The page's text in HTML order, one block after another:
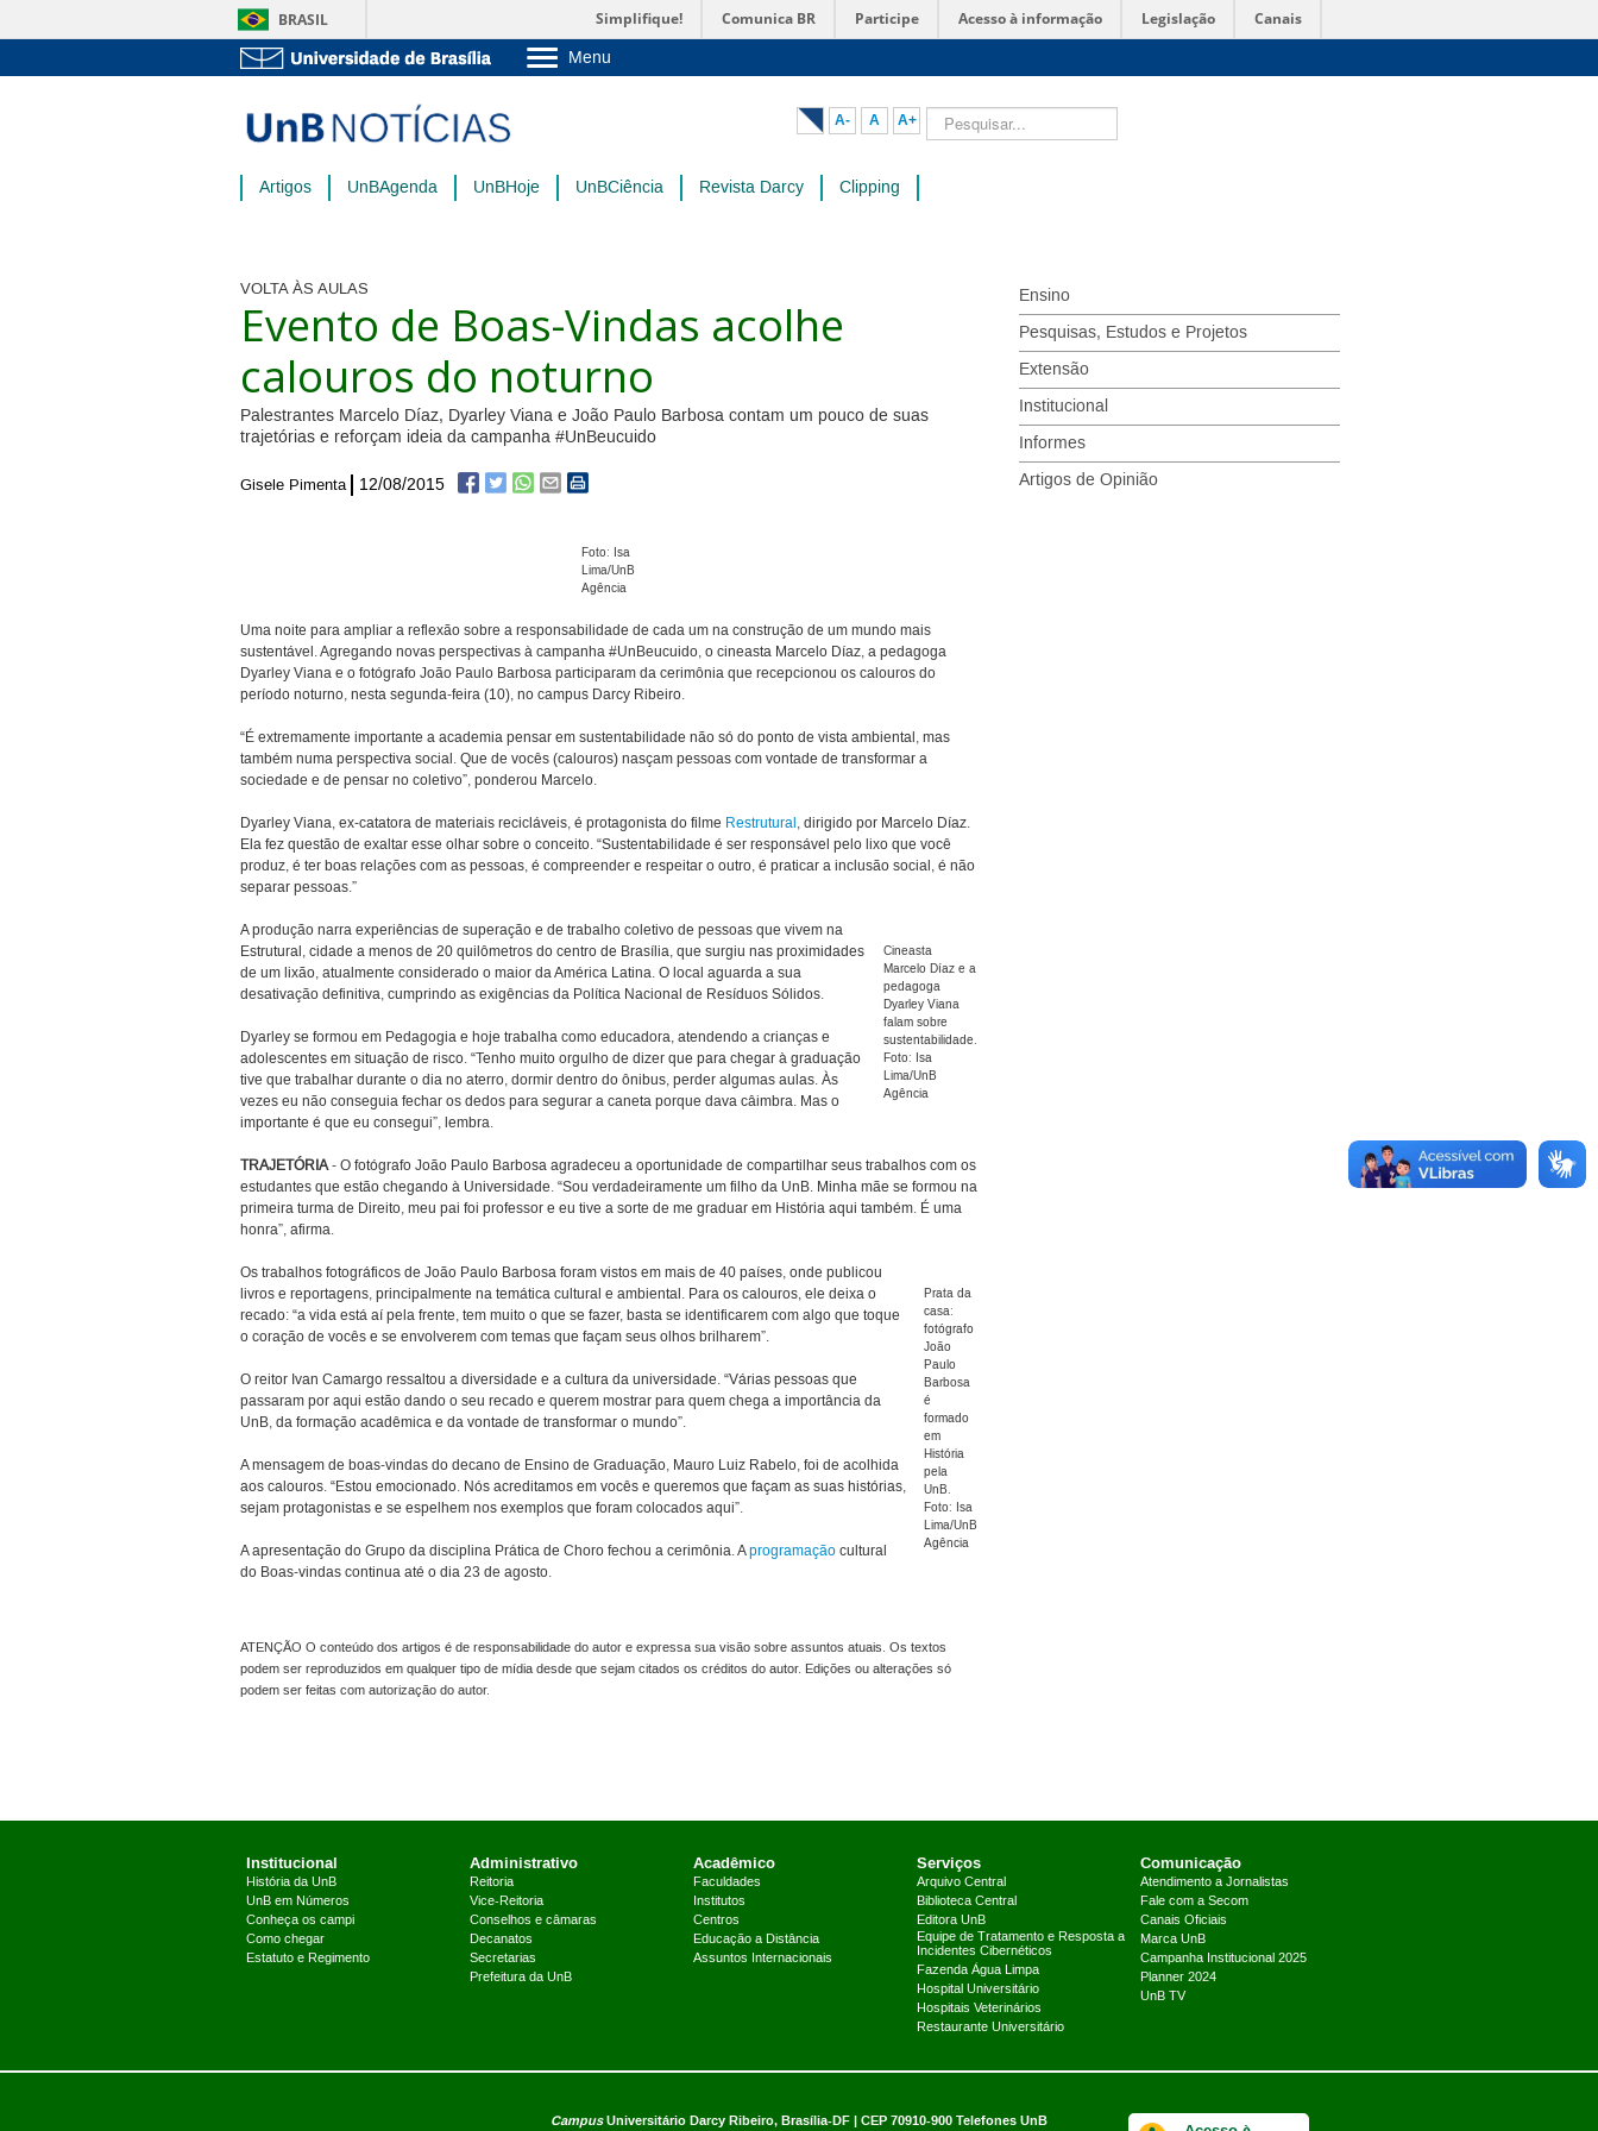
BRASIL Simplifique! Comunica BR Participe Acesso à informação Legislação Canais
Menu
Pós-Graduação
Administração
A- A A+ Pesquisar...
Artigos UnBAgenda UnBHoje UnBCiência Revista Darcy Clipping
VOLTA ÀS AULAS
Evento de Boas-Vindas acolhe
calouros do noturno
Palestrantes Marcelo Díaz, Dyarley Viana e João Paulo Barbosa contam um pouco de suas
trajetórias e reforçam ideia da campanha #UnBeucuido
Gisele Pimenta 12/08/2015
Foto: Isa
Lima/UnB
Agência
Uma noite para ampliar a reflexão sobre a responsabilidade de cada um na construção de um mundo mais
sustentável. Agregando novas perspectivas à campanha #UnBeucuido, o cineasta Marcelo Díaz, a pedagoga
Dyarley Viana e o fotógrafo João Paulo Barbosa participaram da cerimônia que recepcionou os calouros do
período noturno, nesta segunda-feira (10), no campus Darcy Ribeiro.
“É extremamente importante a academia pensar em sustentabilidade não só do ponto de vista ambiental, mas
também numa perspectiva social. Que de vocês (calouros) nasçam pessoas com vontade de transformar a
sociedade e de pensar no coletivo”, ponderou Marcelo.
Dyarley Viana, ex-catatora de materiais recicláveis, é protagonista do filme Restrutural, dirigido por Marcelo Díaz.
Ela fez questão de exaltar esse olhar sobre o conceito. “Sustentabilidade é ser responsável pelo lixo que você
produz, é ter boas relações com as pessoas, é compreender e respeitar o outro, é praticar a inclusão social, é não
separar pessoas.”
Cineasta
Marcelo Díaz e a
pedagoga
Dyarley Viana
falam sobre
sustentabilidade.
Foto: Isa
Lima/UnB
Agência
A produção narra experiências de superação e de trabalho coletivo de pessoas que vivem na
Estrutural, cidade a menos de 20 quilômetros do centro de Brasília, que surgiu nas proximidades
de um lixão, atualmente considerado o maior da América Latina. O local aguarda a sua
desativação definitiva, cumprindo as exigências da Política Nacional de Resíduos Sólidos.
Dyarley se formou em Pedagogia e hoje trabalha como educadora, atendendo a crianças e
adolescentes em situação de risco. “Tenho muito orgulho de dizer que para chegar à graduação
tive que trabalhar durante o dia no aterro, dormir dentro do ônibus, perder algumas aulas. Às
vezes eu não conseguia fechar os dedos para segurar a caneta porque dava câimbra. Mas o
importante é que eu consegui”, lembra.
TRAJETÓRIA- O fotógrafo João Paulo Barbosa agradeceu a oportunidade de compartilhar seus trabalhos com os
estudantes que estão chegando à Universidade. “Sou verdadeiramente um filho da UnB. Minha mãe se formou na
primeira turma de Direito, meu pai foi professor e eu tive a sorte de me graduar em História aqui também. É uma
honra”, afirma.
Prata da
casa:
fotógrafo
João
Paulo
Barbosa
é
formado
em
História
pela
UnB.
Foto: Isa
Lima/UnB
Agência
Os trabalhos fotográficos de João Paulo Barbosa foram vistos em mais de 40 países, onde publicou
livros e reportagens, principalmente na temática cultural e ambiental. Para os calouros, ele deixa o
recado: “a vida está aí pela frente, tem muito o que se fazer, basta se identificarem com algo que toque
o coração de vocês e se envolverem com temas que façam seus olhos brilharem”.
O reitor Ivan Camargo ressaltou a diversidade e a cultura da universidade. “Várias pessoas que
passaram por aqui estão dando o seu recado e querem mostrar para quem chega a importância da
UnB, da formação acadêmica e da vontade de transformar o mundo”.
A mensagem de boas-vindas do decano de Ensino de Graduação, Mauro Luiz Rabelo, foi de acolhida
aos calouros. “Estou emocionado. Nós acreditamos em vocês e queremos que façam as suas histórias,
sejam protagonistas e se espelhem nos exemplos que foram colocados aqui”.
A apresentação do Grupo da disciplina Prática de Choro fechou a cerimônia. Aprogramação cultural
do Boas-vindas continua até o dia 23 de agosto.
ATENÇÃO O conteúdo dos artigos é de responsabilidade do autor e expressa sua visão sobre assuntos atuais. Os textos
podem ser reproduzidos em qualquer tipo de mídia desde que sejam citados os créditos do autor. Edições ou alterações só
podem ser feitas com autorização do autor.
Ensino
Pesquisas, Estudos e Projetos
Extensão
Institucional
Informes
Artigos de Opinião
Institucional
História da UnB
UnB em Números
Conheça os campi
Como chegar
Estatuto e Regimento
Administrativo
Reitoria
Vice-Reitoria
Conselhos e câmaras
Decanatos
Secretarias
Prefeitura da UnB
Acadêmico
Faculdades
Institutos
Centros
Educação a Distância
Assuntos Internacionais
Serviços
Arquivo Central
Biblioteca Central
Editora UnB
Equipe de Tratamento e Resposta a
Incidentes Cibernéticos
Fazenda Água Limpa
Hospital Universitário
Hospitais Veterinários
Restaurante Universitário
Comunicação
Atendimento a Jornalistas
Fale com a Secom
Canais Oficiais
Marca UnB
Campanha Institucional 2025
Planner 2024
UnB TV
CampusUniversitário Darcy Ribeiro, Brasília-DF | CEP 70910-900 Telefones UnB